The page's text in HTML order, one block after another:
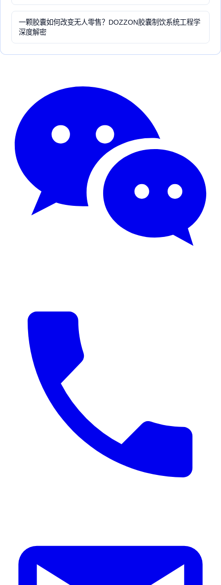
一颗胶囊如何改变无人零售？DOZZON胶囊制饮系统工程学
深度解密